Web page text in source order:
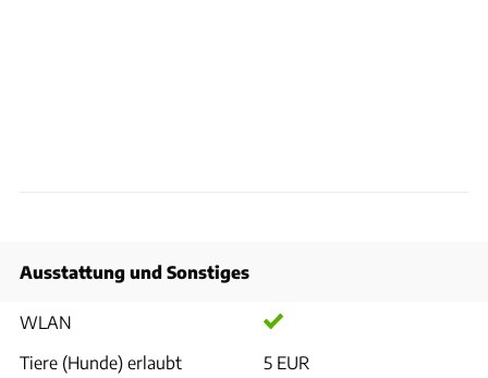
Ausstattung und Sonstiges
WLAN
Tiere (Hunde) erlaubt
5 EUR